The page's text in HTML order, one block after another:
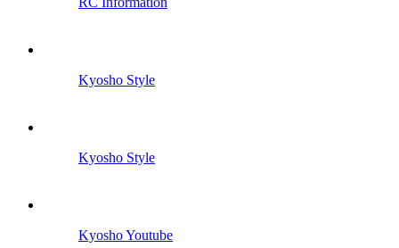
Kyosho Style
Kyosho Style
Kyosho Youtube